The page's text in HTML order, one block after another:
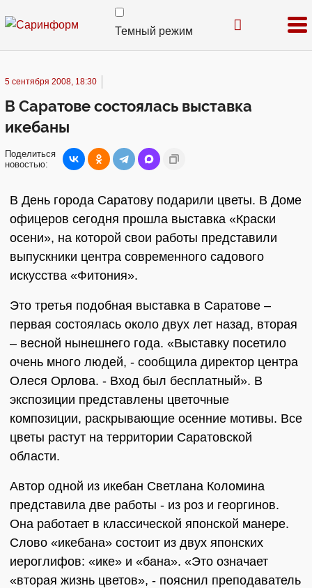
Темный режим
5 сентября 2008, 18:30
В Саратове состоялась выставка
икебаны
Поделиться
новостью:
В День города Саратову подарили цветы. В Доме
офицеров сегодня прошла выставка «Краски
осени», на которой свои работы представили
выпускники центра современного садового
искусства «Фитония».
Это третья подобная выставка в Саратове –
первая состоялась около двух лет назад, вторая
– весной нынешнего года. «Выставку посетило
очень много людей, - сообщила директор центра
Олеся Орлова. - Вход был бесплатный». В
экспозиции представлены цветочные
композиции, раскрывающие осенние мотивы. Все
цветы растут на территории Саратовской
области.
Автор одной из икебан Светлана Коломина
представила две работы - из роз и георгинов.
Она работает в классической японской манере.
Слово «икебана» состоит из двух японских
иероглифов: «ике» и «бана». «Это означает
«вторая жизнь цветов», - пояснил преподаватель